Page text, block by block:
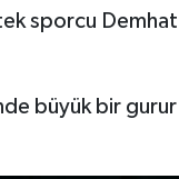
tek sporcu Demhat
büyük bir gurur